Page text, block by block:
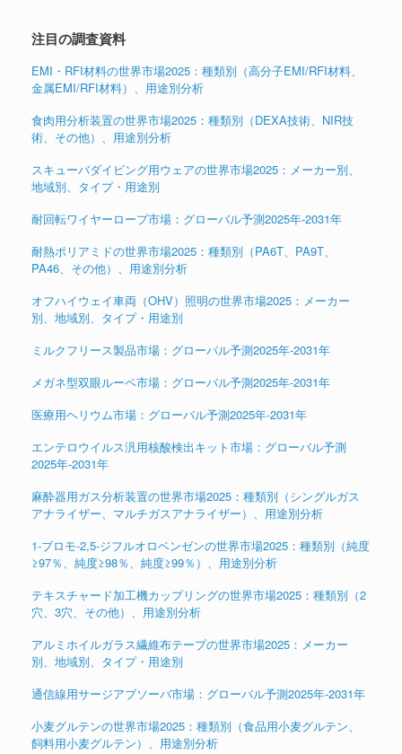
注目の調査資料
EMI・RFI材料の世界市場2025：種類別（高分子EMI/RFI材料、
金属EMI/RFI材料）、用途別分析
食肉用分析装置の世界市場2025：種類別（DEXA技術、NIR技
術、その他）、用途別分析
スキューバダイビング用ウェアの世界市場2025：メーカー別、
地域別、タイプ・用途別
耐回転ワイヤーロープ市場：グローバル予測2025年-2031年
耐熱ポリアミドの世界市場2025：種類別（PA6T、PA9T、
PA46、その他）、用途別分析
オフハイウェイ車両（OHV）照明の世界市場2025：メーカー
別、地域別、タイプ・用途別
ミルクフリース製品市場：グローバル予測2025年-2031年
メガネ型双眼ルーペ市場：グローバル予測2025年-2031年
医療用ヘリウム市場：グローバル予測2025年-2031年
エンテロウイルス汎用核酸検出キット市場：グローバル予測
2025年-2031年
麻酔器用ガス分析装置の世界市場2025：種類別（シングルガス
アナライザー、マルチガスアナライザー）、用途別分析
1-ブロモ-2,5-ジフルオロベンゼンの世界市場2025：種類別（純度
≥97％、純度≥98％、純度≥99％）、用途別分析
テキスチャード加工機カップリングの世界市場2025：種類別（2
穴、3穴、その他）、用途別分析
アルミホイルガラス繊維布テープの世界市場2025：メーカー
別、地域別、タイプ・用途別
通信線用サージアブソーバ市場：グローバル予測2025年-2031年
小麦グルテンの世界市場2025：種類別（食品用小麦グルテン、
飼料用小麦グルテン）、用途別分析